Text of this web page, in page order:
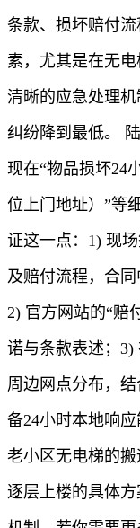
条款、损坏赔付
素，尤其是在无
清晰的应急处理
纠纷降到最低。
现在“物品损坏24
位上门地址）”等
证这一点：1) 现
及赔付流程，合同
2) 官方网站的“赔
诺与条款表述；3)
周边网点分布，
备24小时本地响
老小区无电梯的搬
逐层上楼的具体